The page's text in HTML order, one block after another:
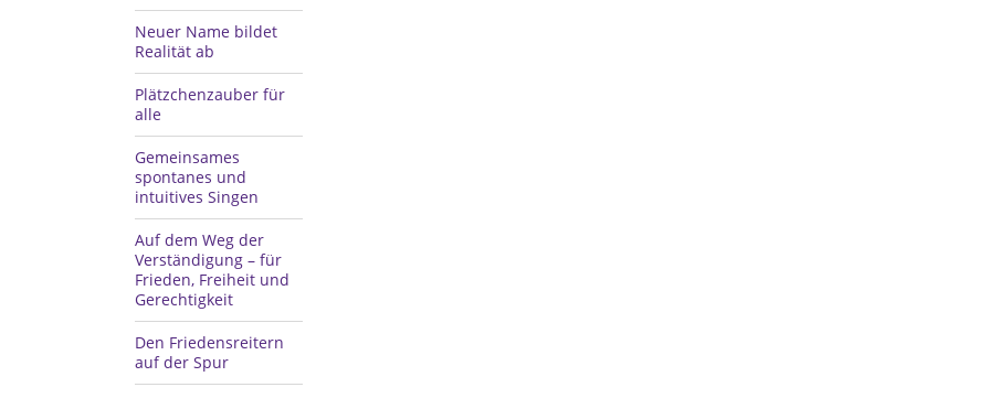
Neuer Name bildet
Realität ab
Plätzchenzauber für
alle
Gemeinsames
spontanes und
intuitives Singen
Auf dem Weg der
Verständigung – für
Frieden, Freiheit und
Gerechtigkeit
Den Friedensreitern
auf der Spur